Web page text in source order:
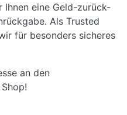
eine Geld-zurück-
Als Trusted
für besonders sicheres
an den